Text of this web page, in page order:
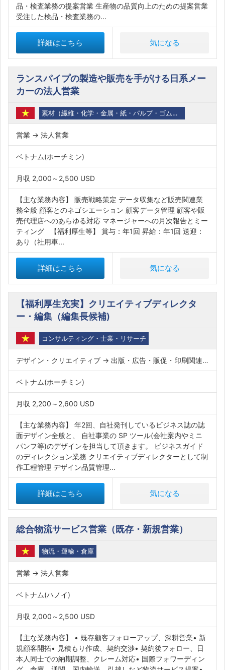
品・検査業務の提案営業 生産物の品質向上のための提案営業
受注した検品・検査業務の...
詳細はこちら 気になる
ランスパイプの製造や販売を手がける日系メー
カーの法人営業
素材（繊維・化学・金属・紙・パルプ・ゴム・石油・バイオ）
営業 → 法人営業
ベトナム(ホーチミン)
月収 2,000～2,500 USD
【主な業務内容】 販売戦略策定 データ収集など販売関連業
務全般 顧客とのネゴシエーション 顧客データ管理 顧客や販
売代理店へのあらゆる対応 マネージャーへの月次報告とミー
ティング 【福利厚生等】 賞与：年1回 昇給：年1回 送迎：
あり（社用車...
詳細はこちら 気になる
【福利厚生充実】クリエイティブディレクタ
ー・編集（編集長候補)
コンサルティング・士業・リサーチ
デザイン・クリエイティブ → 出版・広告・販促・印刷関連職
ベトナム(ホーチミン)
月収 2,200～2,600 USD
【主な業務内容】 年2回、自社発刊しているビジネス誌の誌
面デザイン全般と、 自社事業の SP ツール(会社案内やミニ
パンフ等)のデザインを担当して頂きます。 ビジネスガイド
のディレクション業務 クリエイティブディレクターとして制
作工程管理 デザイン品質管理...
詳細はこちら 気になる
総合物流サービス営業（既存・新規営業）
物流・運輸・倉庫
営業 → 法人営業
ベトナム(ハノイ)
月収 2,000～2,500 USD
【主な業務内容】 • 既存顧客フォローアップ、深耕営業• 新
規顧客開拓• 見積もり作成、契約交渉• 契約後フォロー、日
本人同士での納期調整、クレーム対応• 国際フォワーディン